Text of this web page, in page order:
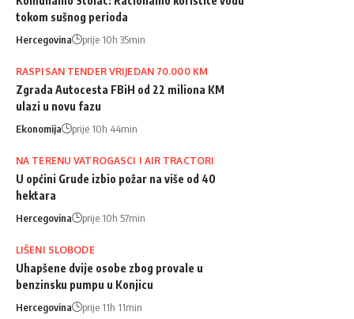
tokom sušnog perioda
Hercegovina prije 10h 35min
RASPISAN TENDER VRIJEDAN 70.000 KM
Zgrada Autocesta FBiH od 22 miliona KM
ulazi u novu fazu
Ekonomija prije 10h 44min
NA TERENU VATROGASCI I AIR TRACTORI
U općini Grude izbio požar na više od 40
hektara
Hercegovina prije 10h 57min
LIŠENI SLOBODE
Uhapšene dvije osobe zbog provale u
benzinsku pumpu u Konjicu
Hercegovina prije 11h 11min